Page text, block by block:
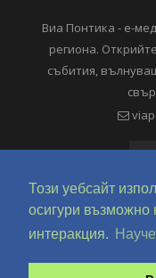
Този уебсайт
осигури възможно
интеракция.
Виа Понтика - е-
региона.
събития,
Copyright © 2018-